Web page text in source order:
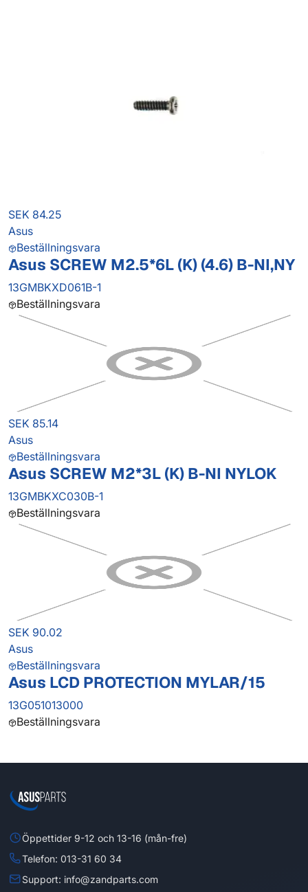
SEK 84.25
Asus
Beställningsvara
Asus SCREW M2.5*6L (K) (4.6) B-NI,NY
13GMBKXD061B-1
Beställningsvara
SEK 85.14
Asus
Beställningsvara
Asus SCREW M2*3L (K) B-NI NYLOK
13GMBKXC030B-1
Beställningsvara
SEK 90.02
Asus
Beställningsvara
Asus LCD PROTECTION MYLAR/15
13G051013000
Beställningsvara
Öppettider 9-12 och 13-16 (mån-fre)
Telefon: 013-31 60 34
Support: info@zandparts.com